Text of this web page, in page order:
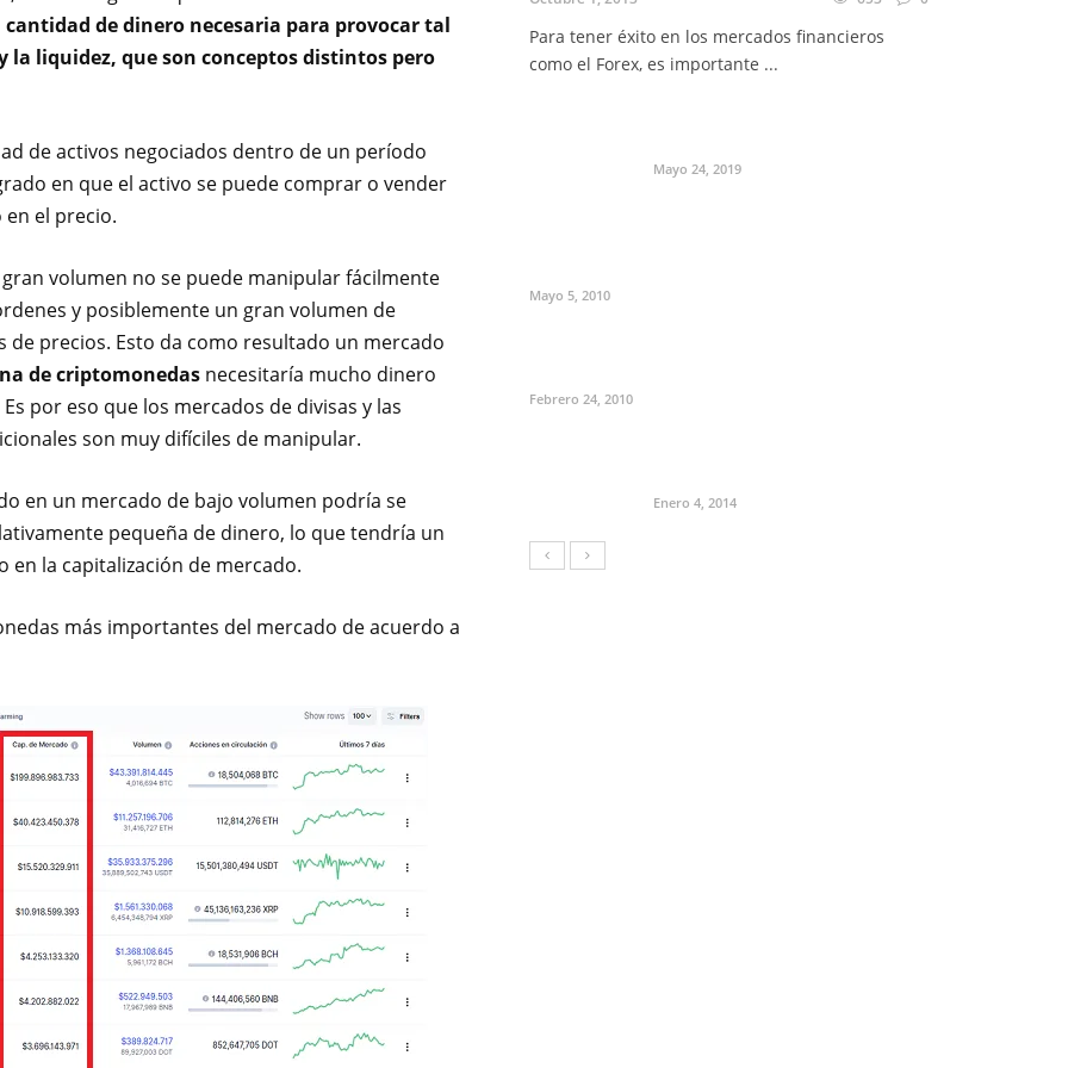
cantidad de dinero necesaria para provocar tal
la liquidez, que son conceptos distintos pero
de activos negociados dentro de un período
en que el activo se puede comprar o vender
el precio.
volumen no se puede manipular fácilmente
y posiblemente un gran volumen de
precios. Esto da como resultado un mercado
de criptomonedas necesitaría mucho dinero
por eso que los mercados de divisas y las
son muy difíciles de manipular.
en un mercado de bajo volumen podría se
pequeña de dinero, lo que tendría un
la capitalización de mercado.
más importantes del mercado de acuerdo a
Para tener éxito en los mercados financieros
como el Forex, es importante ...
Mayo 24, 2019
Mayo 5, 2010
Febrero 24, 2010
Enero 4, 2014